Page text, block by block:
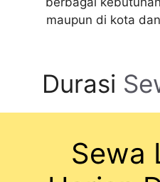
maupun di kota
Durasi
Sewa